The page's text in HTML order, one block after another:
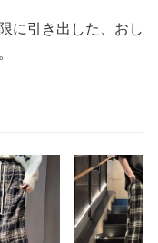
に引き出した、おし